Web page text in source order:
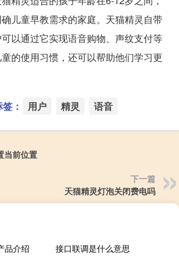
儿童早教需求的家庭。天猫精灵自带
以通过它实现语音购物、声纹支付等
的使用习惯，还可以帮助他们学习更
： 用户 精灵 语音
当前位置
下一篇
天猫精灵灯泡关闭费电吗
品介绍
接口联调是什么意思